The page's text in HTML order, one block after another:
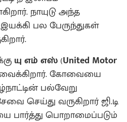
நாயுடு அந்த
பல பேருந்துகள்
யு எம் எஸ் (United Motor
கோவையை
பல்வேறு
செய்து வருகிறார் ஜி.டி
பார்த்து பொறாமைப்படும்